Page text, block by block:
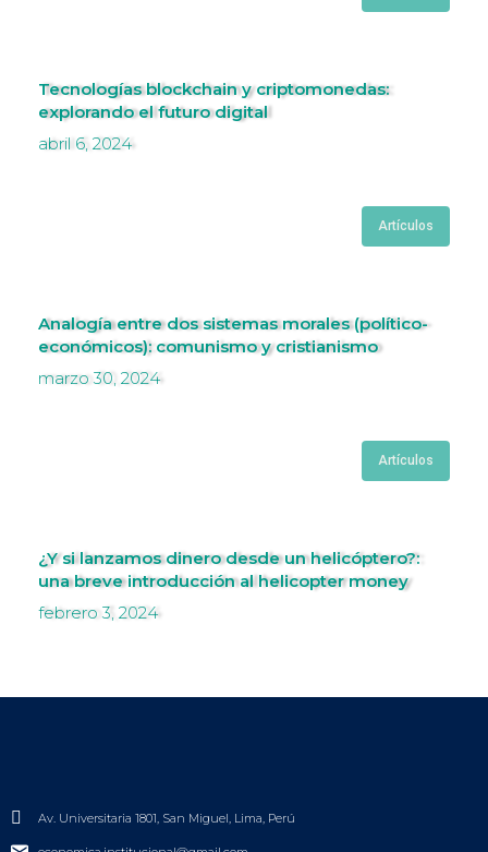
Tecnologías blockchain y criptomonedas:
explorando el futuro digital
abril 6, 2024
Artículos
Analogía entre dos sistemas morales (político-
económicos): comunismo y cristianismo
marzo 30, 2024
Artículos
¿Y si lanzamos dinero desde un helicóptero?:
una breve introducción al helicopter money
febrero 3, 2024
Av. Universitaria 1801, San Miguel, Lima, Perú